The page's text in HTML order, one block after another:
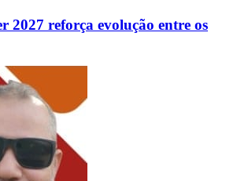
2027 reforça evolução entre os